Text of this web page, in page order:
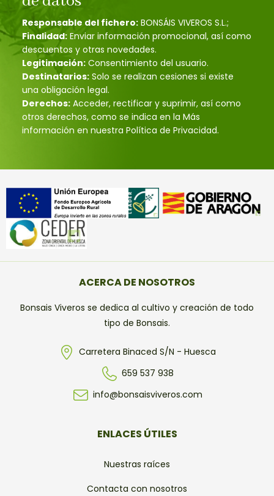
Responsable del fichero: BONSÁIS VIVEROS S.L.;
Finalidad: Enviar información promocional, así como
descuentos y otras novedades.
Legitimación: Consentimiento del usuario.
Destinatarios: Solo se realizan cesiones si existe
una obligación legal.
Derechos: Acceder, rectificar y suprimir, así como
otros derechos, como se indica en la Más
información en nuestra Política de Privacidad.
ACERCA DE NOSOTROS
Bonsais Viveros se dedica al cultivo y creación de todo
tipo de Bonsais.
Carretera Binaced S/N - Huesca
659 537 938
info@bonsaisviveros.com
ENLACES ÚTILES
Nuestras raíces
Contacta con nosotros